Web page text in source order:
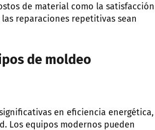
de material como la satisfacción
reparaciones repetitivas sean
de moldeo
en eficiencia energética,
Los equipos modernos pueden